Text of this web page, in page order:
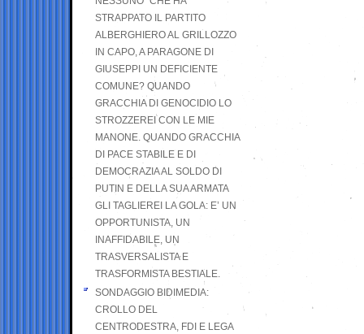
STRAPPATO IL PARTITO
ALBERGHIERO AL GRILLOZZO
IN CAPO, A PARAGONE DI
GIUSEPPI UN DEFICIENTE
COMUNE? QUANDO
GRACCHIA DI GENOCIDIO LO
STROZZEREI CON LE MIE
MANONE. QUANDO GRACCHIA
DI PACE STABILE E DI
DEMOCRAZIA AL SOLDO DI
PUTIN E DELLA SUA ARMATA
GLI TAGLIEREI LA GOLA: E’ UN
OPPORTUNISTA, UN
INAFFIDABILE, UN
TRASVERSALISTA E
TRASFORMISTA BESTIALE.
SONDAGGIO BIDIMEDIA:
CROLLO DEL
CENTRODESTRA, FDI E LEGA